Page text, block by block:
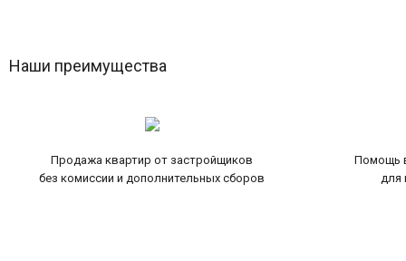
Наши преимущества
Продажа квартир от застройщиков
без комиссии и дополнительных сборов
Помощь
для